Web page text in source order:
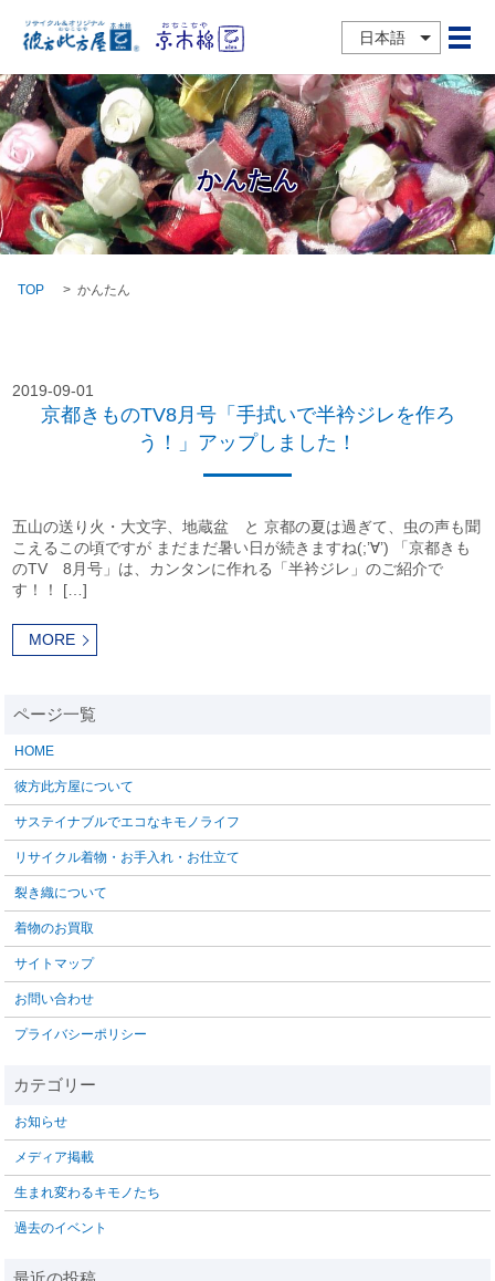
日本語 メ
かんたん
TOP かんたん
2019-09-01
京都きものTV8月号「手拭いで半衿ジレを作ろ
う！」アップしました！
五山の送り火・大文字、地蔵盆 と 京都の夏は過ぎて、虫の声も聞
こえるこの頃ですが まだまだ暑い日が続きますね(;’∀’) 「京都きも
のTV 8月号」は、カンタンに作れる「半衿ジレ」のご紹介で
す！！ […]
MORE
HOME
彼方此方屋について
サステイナブルでエコなキモノライフ
リサイクル着物・お手入れ・お仕立て
裂き織について
着物のお買取
サイトマップ
お問い合わせ
プライバシーポリシー
お知らせ
メディア掲載
生まれ変わるキモノたち
過去のイベント